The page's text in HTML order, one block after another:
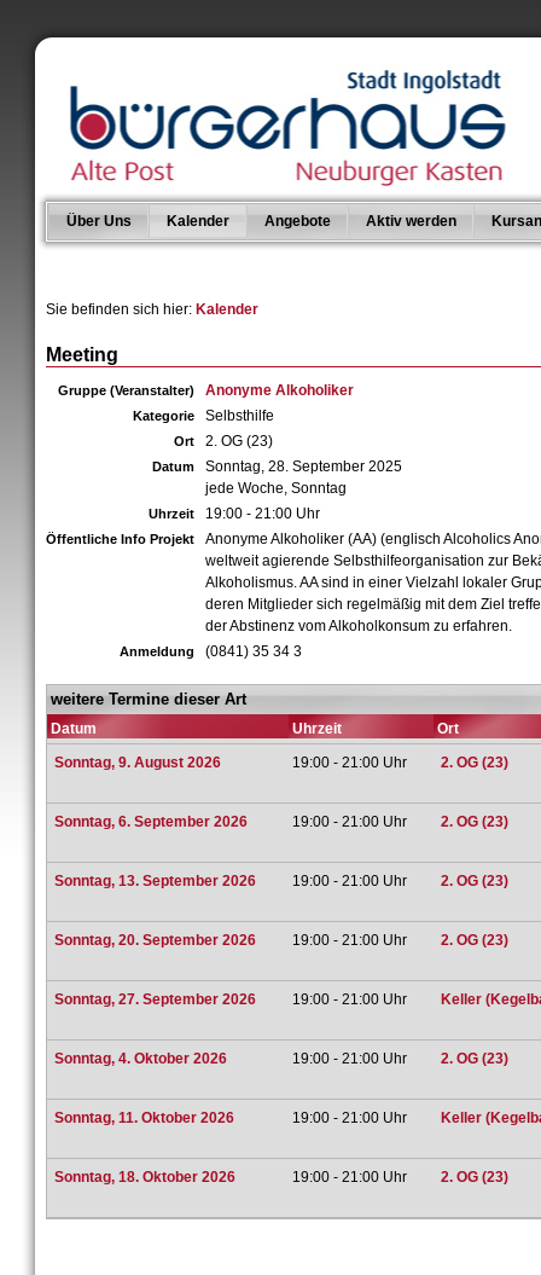
Über Uns Kalender Angebote Aktiv werden
Sie befinden sich hier: Kalender
Meeting
Gruppe (Veranstalter) Anonyme Alkoholiker
Kategorie Selbsthilfe
Ort 2. OG (23)
Datum
Sonntag, 28. September 2025
jede Woche, Sonntag
Uhrzeit 19:00 - 21:00 Uhr
Öffentliche Info Projekt
Anonyme Alkoholiker (AA) (englisch Alcoholics
weltweit agierende Selbsthilfeorganisation zur
Alkoholismus. AA sind in einer Vielzahl lokaler
deren Mitglieder sich regelmäßig mit dem Ziel
der Abstinenz vom Alkoholkonsum zu erfahren.
Anmeldung (0841) 35 34 3
weitere Termine dieser Art
Datum Uhrzeit
Ort
Sonntag, 9. August 2026
19:00 - 21:00 Uhr 2. OG (23)
Sonntag, 6. September 2026 19:00 - 21:00 Uhr 2. OG (23)
Sonntag, 13. September 2026 19:00 - 21:00 Uhr 2. OG (23)
Sonntag, 20. September 2026 19:00 - 21:00 Uhr 2. OG (23)
Sonntag, 27. September 2026 19:00 - 21:00 Uhr Keller
Sonntag, 4. Oktober 2026 19:00 - 21:00 Uhr 2. OG (23)
Sonntag, 11. Oktober 2026 19:00 - 21:00 Uhr Keller
Sonntag, 18. Oktober 2026 19:00 - 21:00 Uhr 2. OG (23)